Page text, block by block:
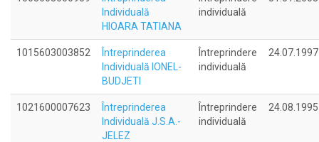
Individuală
HIOARA TATIANA
individuală
1015603003852
Întreprinderea
Individuală IONEL-
BUDJETI
Întreprindere
individuală
24.07.1997
1021600007623
Întreprinderea
Individuală J.S.A.-
JELEZ
Întreprindere
individuală
24.08.1995